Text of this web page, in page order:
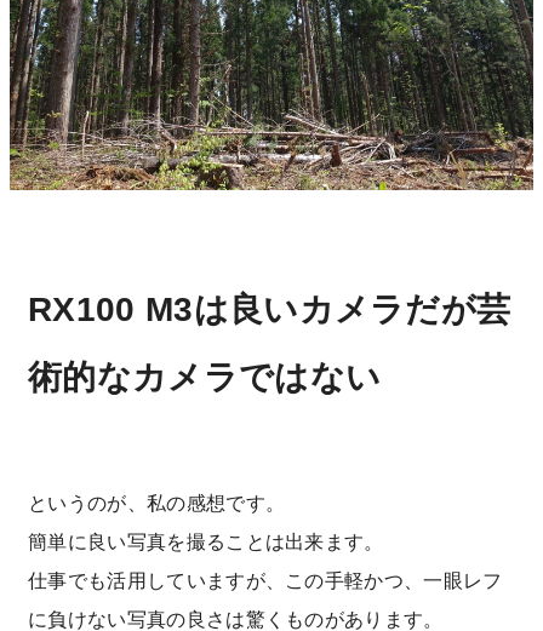
RX100 M3は良いカメラだが芸
術的なカメラではない
というのが、私の感想です。
簡単に良い写真を撮ることは出来ます。
仕事でも活用していますが、この手軽かつ、一眼レフ
に負けない写真の良さは驚くものがあります。